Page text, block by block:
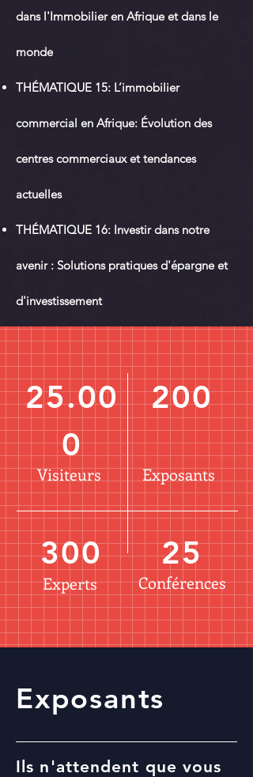
dans l'Immobilier en Afrique et dans le
monde
THÉMATIQUE 15: L’immobilier
commercial en Afrique: Évolution des
centres commerciaux et tendances
actuelles
THÉMATIQUE 16: Investir dans notre
avenir : Solutions pratiques d'épargne et
d'investissement
25.00
0
200
300 25
Visiteurs Exposants
Experts Conférences
Exposants
Ils n'attendent que vous